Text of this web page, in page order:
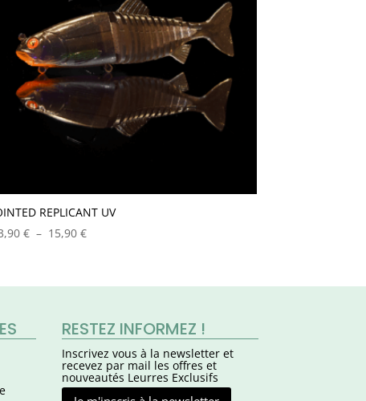
REPLICANT UV
€ – 15,90€Plage
13,90 €
15,90 €
RESTEZ INFORMEZ !
Inscrivez vous à la newsletter et
recevez par mail les offres et
nouveautés Leurres Exclusifs